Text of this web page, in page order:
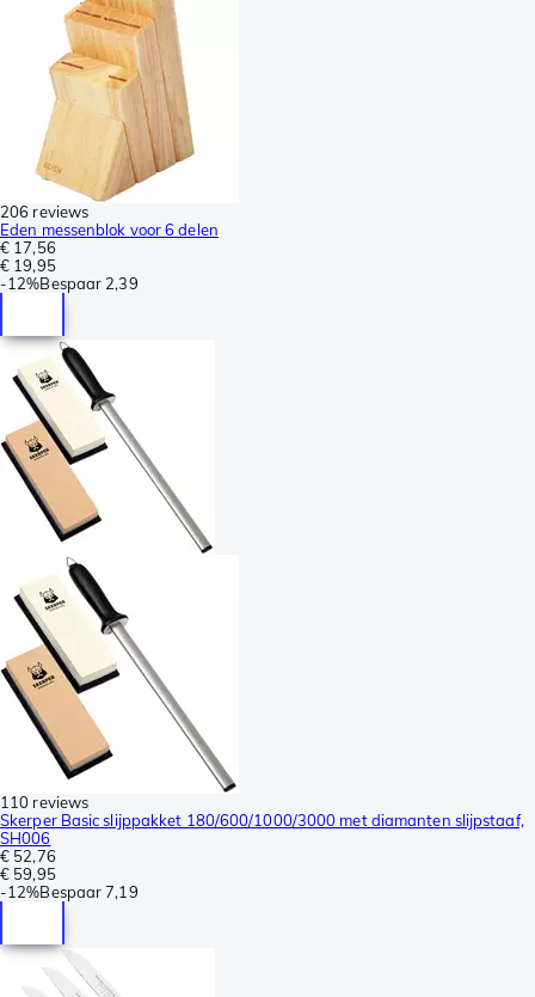
206 reviews
Eden messenblok voor 6 delen
€ 17,56
€ 19,95
-12%Bespaar 2,39
110 reviews
Skerper Basic slijppakket 180/600/1000/3000 met diamanten slijpstaaf,
SH006
€ 52,76
€ 59,95
-12%Bespaar 7,19